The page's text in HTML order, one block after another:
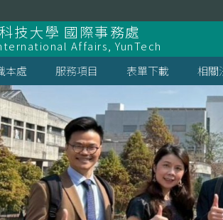
技大學 國際事務處
Affairs, YunTech
本處 服務項目 表單下載 相關